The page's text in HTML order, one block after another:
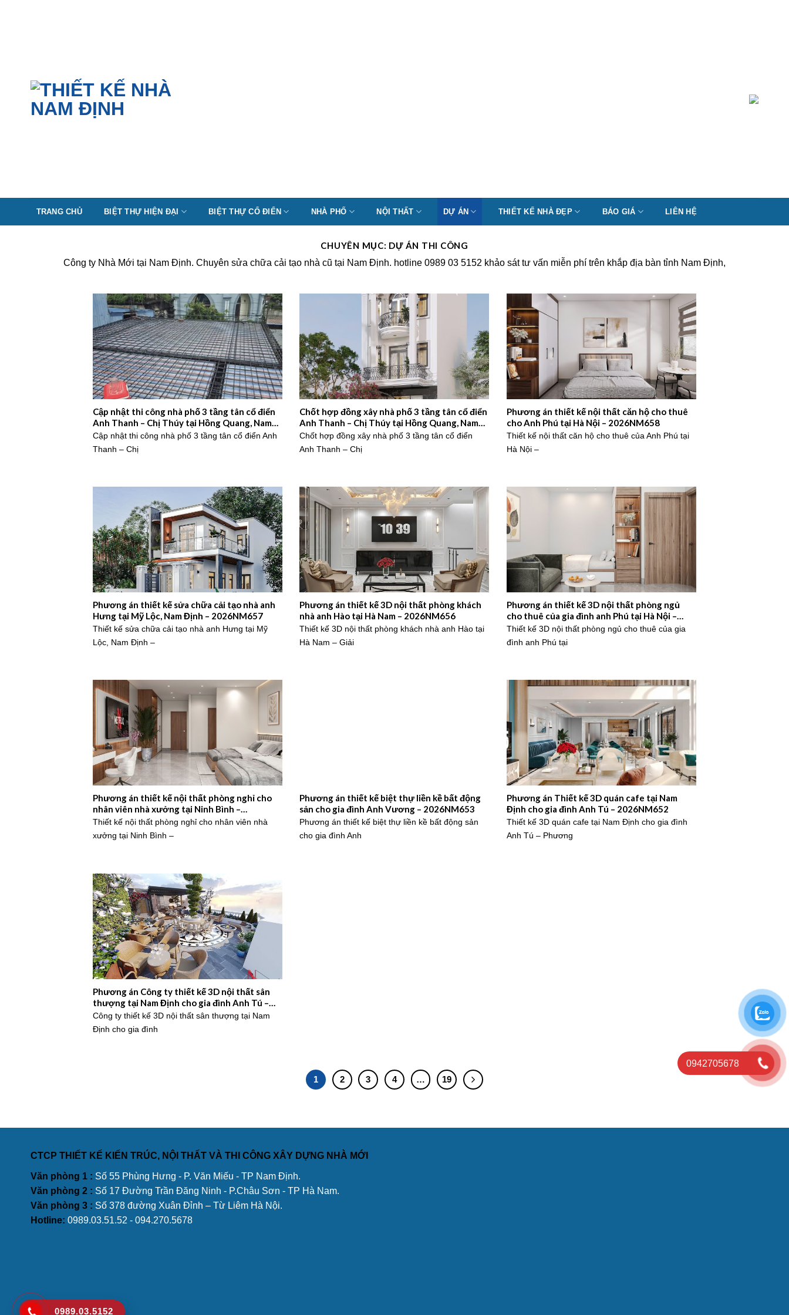
TRANG CHỦ BIỆT THỰ HIỆN ĐẠI BIỆT THỰ CỔ ĐIỂN NHÀ PHỐ NỘI THẤT DỰ ÁN THIẾT KẾ NHÀ ĐẸP BÁO GIÁ LIÊN HỆ
CHUYÊN MỤC: DỰ ÁN THI CÔNG
Công ty Nhà Mới tại Nam Định. Chuyên sửa chữa cải tạo nhà cũ tại Nam Định. hotline 0989 03 5152 khảo sát tư vấn miễn phí trên khắp địa bàn tỉnh Nam Định,
Cập nhật thi công nhà phố 3 tầng tân cổ điển
Anh Thanh – Chị Thúy tại Hồng Quang, Nam
Định – 2026NM660
Cập nhật thi công nhà phố 3 tầng tân cổ điển Anh
Thanh – Chị
Chốt hợp đồng xây nhà phố 3 tầng tân cổ điển
Anh Thanh – Chị Thúy tại Hồng Quang, Nam
Định – 2026NM659
Chốt hợp đồng xây nhà phố 3 tầng tân cổ điển
Anh Thanh – Chị
Phương án thiết kế nội thất căn hộ cho thuê
cho Anh Phú tại Hà Nội – 2026NM658
Thiết kế nội thất căn hộ cho thuê của Anh Phú tại
Hà Nội –
Phương án thiết kế sửa chữa cải tạo nhà anh
Hưng tại Mỹ Lộc, Nam Định – 2026NM657
Thiết kế sửa chữa cải tạo nhà anh Hưng tại Mỹ
Lộc, Nam Định –
Phương án thiết kế 3D nội thất phòng khách
nhà anh Hào tại Hà Nam – 2026NM656
Thiết kế 3D nội thất phòng khách nhà anh Hào tại
Hà Nam – Giải
Phương án thiết kế 3D nội thất phòng ngủ
cho thuê của gia đình anh Phú tại Hà Nội –
2026NM655
Thiết kế 3D nội thất phòng ngủ cho thuê của gia
đình anh Phú tại
Phương án thiết kế nội thất phòng nghỉ cho
nhân viên nhà xưởng tại Ninh Bình –
2026NM654
Thiết kế nội thất phòng nghỉ cho nhân viên nhà
xưởng tại Ninh Bình –
Phương án thiết kế biệt thự liền kề bất động
sản cho gia đình Anh Vương – 2026NM653
Phương án thiết kế biệt thự liền kề bất động sản
cho gia đình Anh
Phương án Thiết kế 3D quán cafe tại Nam
Định cho gia đình Anh Tú – 2026NM652
Thiết kế 3D quán cafe tại Nam Định cho gia đình
Anh Tú – Phương
Phương án Công ty thiết kế 3D nội thất sân
thượng tại Nam Định cho gia đình Anh Tú –
2026NM651
Công ty thiết kế 3D nội thất sân thượng tại Nam
Định cho gia đình
1 2 3 4 … 19
CTCP THIẾT KẾ KIẾN TRÚC, NỘI THẤT VÀ THI CÔNG XÂY DỰNG NHÀ MỚI
Văn phòng 1 : Số 55 Phùng Hưng - P. Văn Miếu - TP Nam Định.
Văn phòng 2 : Số 17 Đường Trần Đăng Ninh - P.Châu Sơn - TP Hà Nam.
Văn phòng 3 : Số 378 đường Xuân Đỉnh – Từ Liêm Hà Nội.
Hotline: 0989.03.51.52 - 094.270.5678
0942705678
0989.03.5152